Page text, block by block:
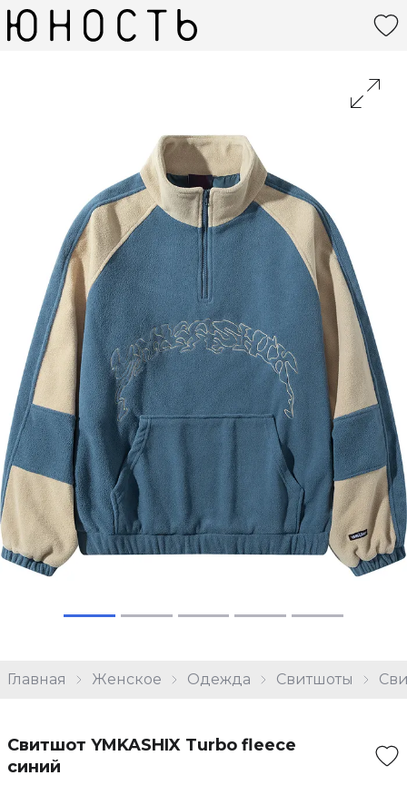
Главная Женское Одежда Свитшоты
Свитшот YMKASHIX Turbo fleece
синий